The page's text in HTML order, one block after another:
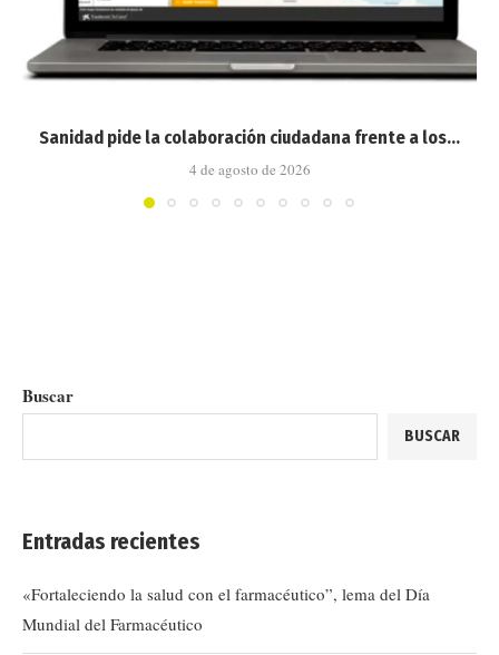
Sanidad pide la colaboración ciudadana frente a los...
4 de agosto de 2026
Buscar
BUSCAR
Entradas recientes
«Fortaleciendo la salud con el farmacéutico”, lema del Día
Mundial del Farmacéutico